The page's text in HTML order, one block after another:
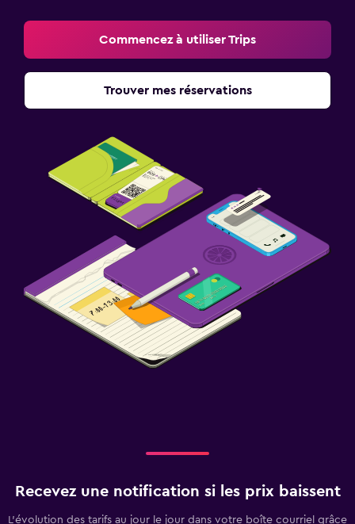
Commencez à utiliser Trips
Trouver mes réservations
Recevez une notification si les prix baissent
L’évolution des tarifs au jour le jour dans votre boîte courriel grâce